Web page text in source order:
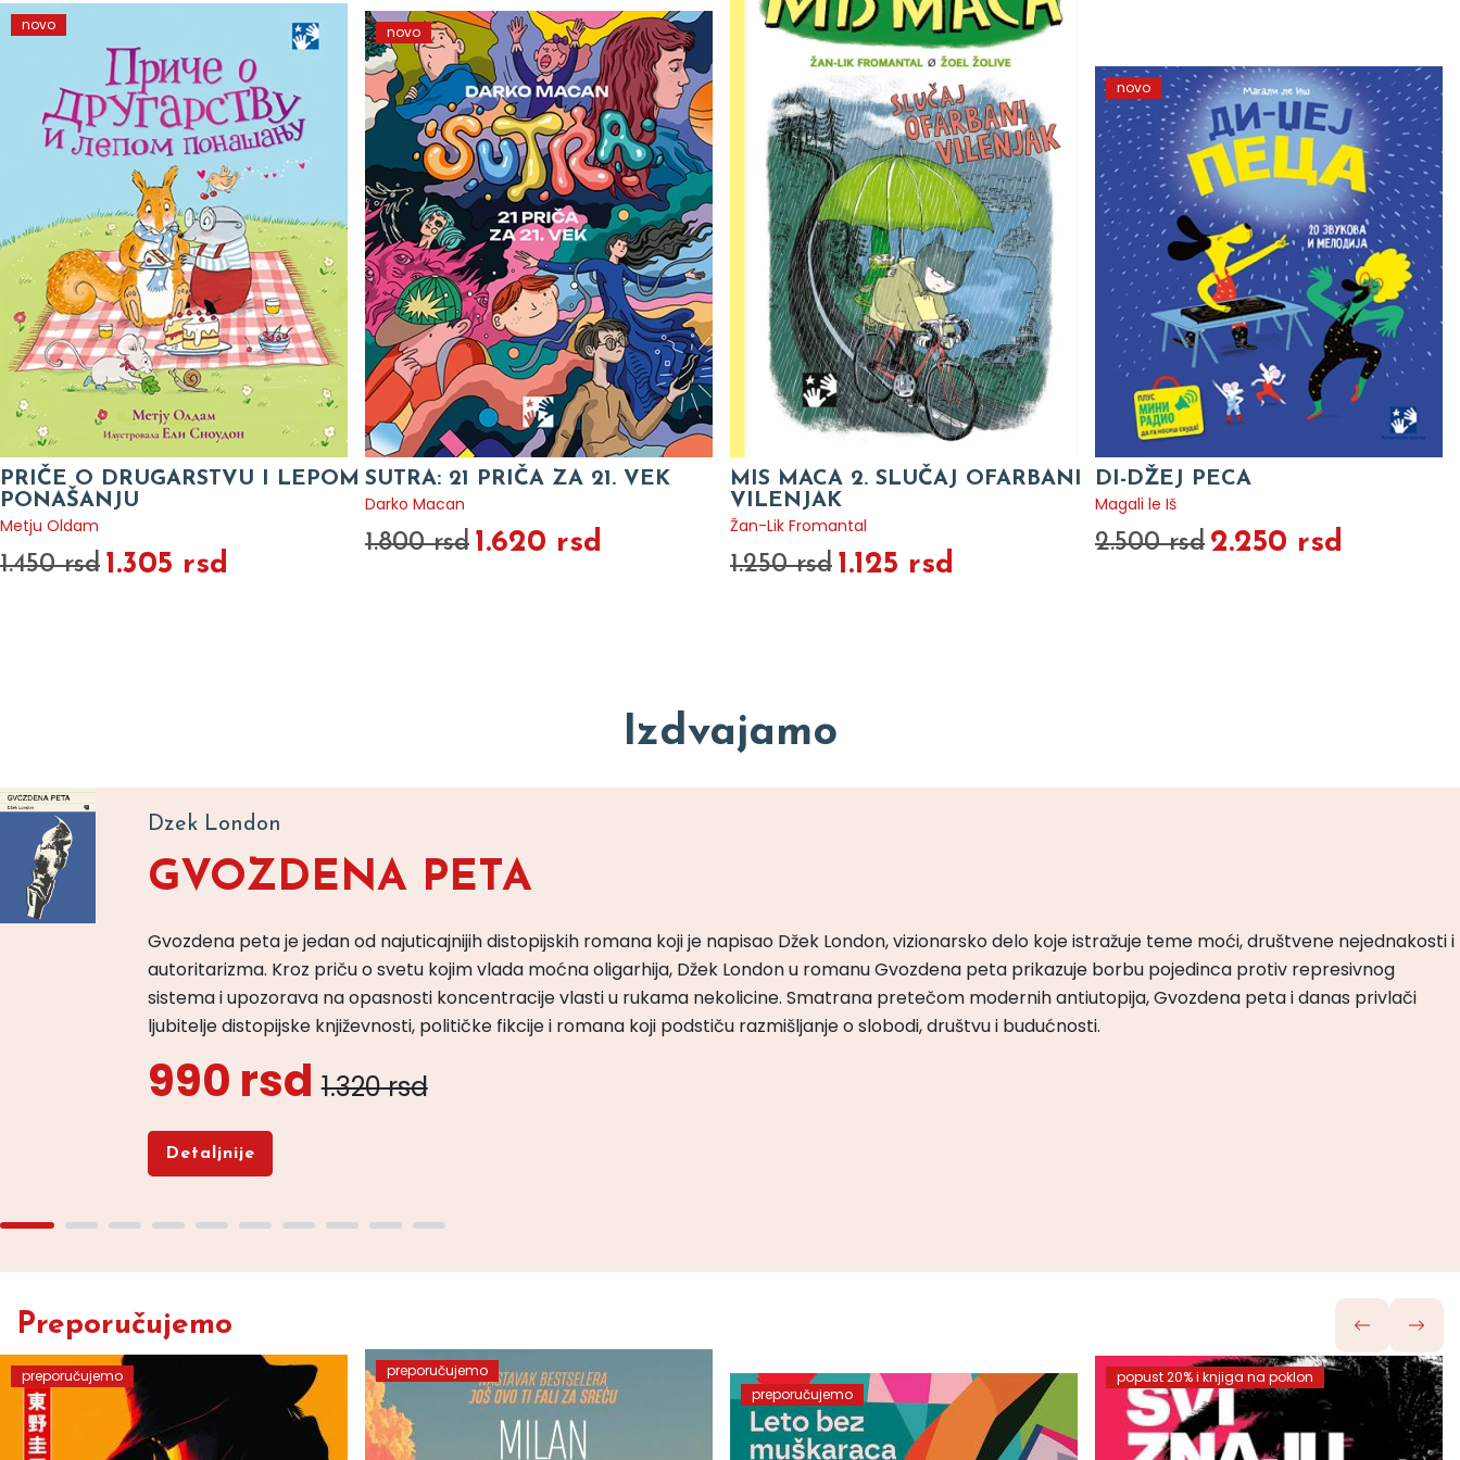
novo
PRIČE O DRUGARSTVU I LEPOM
PONAŠANJU
Metju Oldam
1.450 rsd 1.305 rsd
novo
SUTRA: 21 PRIČA ZA 21. VEK
Darko Macan
1.800 rsd 1.620 rsd
MIS MACA 2. SLUČAJ OFARBANI
VILENJAK
Žan-Lik Fromantal
1.250 rsd 1.125 rsd
novo
DI-DŽEJ PECA
Magali le Iš
2.500 rsd 2.250 rsd
Izdvajamo
Dzek London
GVOZDENA PETA
Gvozdena peta je jedan od najuticajnijih distopijskih romana koji je napisao Džek London, vizionarsko delo koje istražuje teme moći, društvene nejednakosti i
autoritarizma. Kroz priču o svetu kojim vlada moćna oligarhija, Džek London u romanu Gvozdena peta prikazuje borbu pojedinca protiv represivnog
sistema i upozorava na opasnosti koncentracije vlasti u rukama nekolicine. Smatrana pretečom modernih antiutopija, Gvozdena peta i danas privlači
ljubitelje distopijske književnosti, političke fikcije i romana koji podstiču razmišljanje o slobodi, društvu i budućnosti.
990 rsd 1.320 rsd
Detaljnije
Preporučujemo
preporučujemo
preporučujemo
preporučujemo
popust 20% i knjiga na poklon